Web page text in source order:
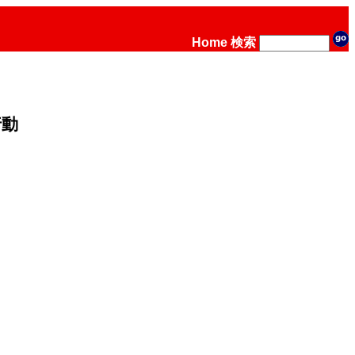
Home 検索